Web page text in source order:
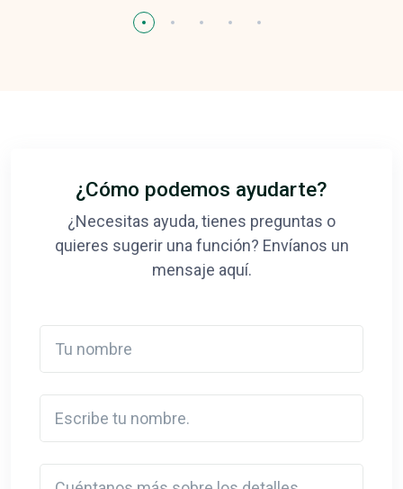
¿Cómo podemos ayudarte?
¿Necesitas ayuda, tienes preguntas o
quieres sugerir una función? Envíanos un
mensaje aquí.